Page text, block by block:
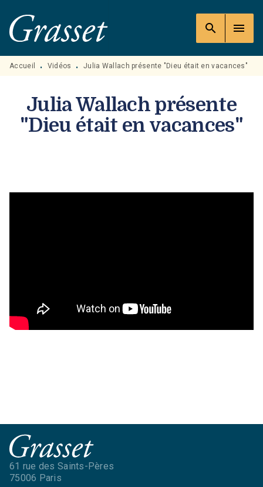
MENU RECHERCHE
PIED DE PAGE
search menu
Accueil • Vidéos • Julia Wallach présente "Dieu était en vacances"
Julia Wallach présente
"Dieu était en vacances"
61 rue des Saints-Pères
75006 Paris